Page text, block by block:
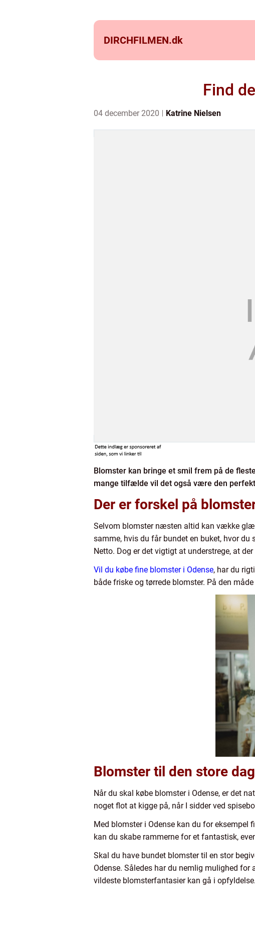
DIRCHFILMEN.dk
Find
04 december 2020 Katrine Nielsen
Blomster kan bringe et smil frem på de
mange tilfælde vil det også være den
Der er forskel på
Selvom blomster næsten altid kan vække
samme, hvis du får bundet en buket, hvor
Netto. Dog er det vigtigt at understrege, at
Vil du købe fine blomster i Odense, har du
både friske og tørrede blomster. På den
Blomster til den store dag
Når du skal købe blomster i Odense, er det
noget flot at kigge på, når I sidder ved
Med blomster i Odense kan du for eksempel
kan du skabe rammerne for et fantastisk,
Skal du have bundet blomster til en stor
Odense. Således har du nemlig mulighed
vildeste blomsterfantasier kan gå i opfyldelse.